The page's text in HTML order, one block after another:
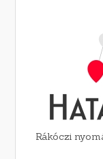
Rákóczi